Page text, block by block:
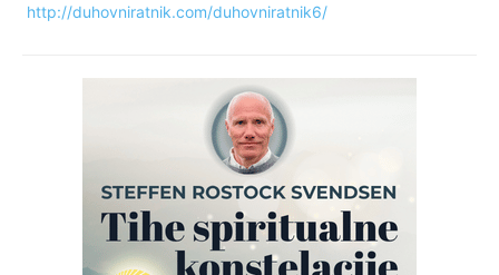
http://duhovniratnik.com/duhovniratnik6/